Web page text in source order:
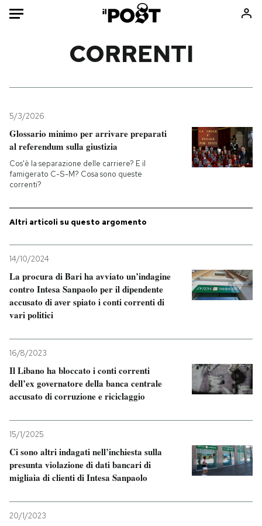
Mondo
Politica
Tecnologia
Internet
Scienza
Economia
Consumismi
Ok Boomer!
PODCAST
SHOP
CALENDARIO
AREA PERSONALE
Entra
CORRENTI
5/3/2026
Glossario minimo per arrivare preparati
al referendum sulla giustizia
Cos'è la separazione delle carriere? E il
famigerato C-S-M? Cosa sono queste
correnti?
Altri articoli su questo argomento
14/10/2024
La procura di Bari ha avviato un’indagine
contro Intesa Sanpaolo per il dipendente
accusato di aver spiato i conti correnti di
vari politici
16/8/2023
Il Libano ha bloccato i conti correnti
dell’ex governatore della banca centrale
accusato di corruzione e riciclaggio
15/1/2025
Ci sono altri indagati nell’inchiesta sulla
presunta violazione di dati bancari di
migliaia di clienti di Intesa Sanpaolo
20/1/2023